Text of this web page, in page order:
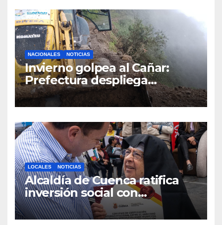
NACIONALES NOTICIAS
Invierno golpea al Cañar:
Prefectura despliega
maquinaria en toda la
provincia para mantener las
LOCALES NOTICIAS
Alcaldía de Cuenca ratifica
inversión social con
fundaciones e instituciones
locales